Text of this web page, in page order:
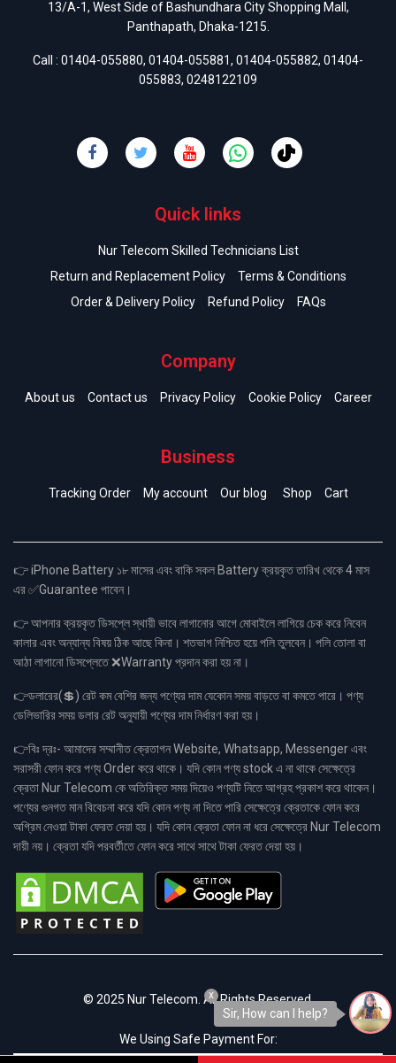
13/A-1, West Side of Bashundhara City Shopping Mall,
Panthapath, Dhaka-1215.
Call : 01404-055880, 01404-055881, 01404-055882, 01404-
055883, 0248122109
Quick links
Nur Telecom Skilled Technicians List
Return and Replacement Policy
Terms & Conditions
Order & Delivery Policy
Refund Policy FAQs
Company
About us Contact us Privacy Policy Cookie Policy Career
Business
Tracking Order My account Our blog Shop Cart
👉 iPhone Battery ১৮ মাসের এবং বাকি সকল Battery ক্রয়কৃত তারিখ থেকে 4 মাস
এর ✅Guarantee পাবেন।
👉 আপনার ক্রয়কৃত ডিসপ্লে স্থায়ী ভাবে লাগানোর আগে মোবাইলে লাগিয়ে চেক করে নিবেন
কালার এবং অন্যান্য বিষয় ঠিক আছে কিনা। শতভাগ নিশ্চিত হয়ে পলি তুলবেন। পলি তোলা বা
আঠা লাগানো ডিসপ্লেতে ❌Warranty প্রদান করা হয় না।
👉ডলারের(💲) রেট কম বেশির জন্য পণ্যের দাম যেকোন সময় বাড়তে বা কমতে পারে। পণ্য
ডেলিভারির সময় ডলার রেট অনুযায়ী পণ্যের দাম নির্ধারণ করা হয়।
👉বিঃ দ্রঃ- আমাদের সম্মানীত ক্রেতাগন Website, Whatsapp, Messenger এবং
সরাসরী ফোন করে পণ্য Order করে থাকে। যদি কোন পণ্য stock এ না থাকে সেক্ষেত্রে
ক্রেতা Nur Telecom কে অতিরিক্ত সময় দিয়েও পণ্যটি নিতে আগ্রহ প্রকাশ করে থাকেন।
পণ্যের গুনগত মান বিবেচনা করে যদি কোন পণ্য না দিতে পারি সেক্ষেত্রে ক্রেতাকে ফোন করে
অগ্রিম নেওয়া টাকা ফেরত দেয়া হয়। যদি কোন ক্রেতা ফোন না ধরে সেক্ষেত্রে Nur Telecom
দায়ী নয়। ক্রেতা যদি পরবর্তীতে ফোন করে সাথে সাথে টাকা ফেরত দেয়া হয়।
© 2025 Nur Telecom. All Rights Reserved.
We Using Safe Payment For:
Sir, How can I help?
x